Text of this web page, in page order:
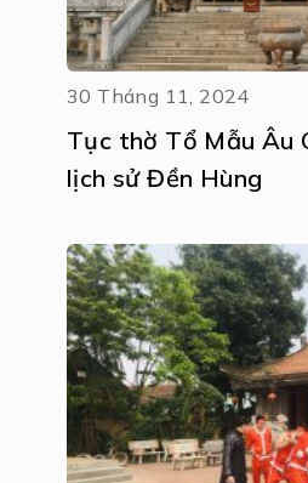
30 Tháng 11, 2024
Tục thờ Tổ Mẫu Âu
lịch sử Đền Hùng